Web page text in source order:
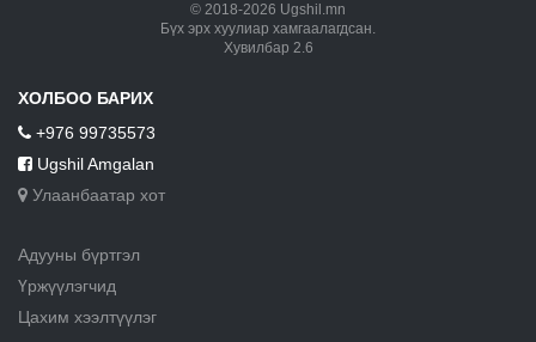
© 2018-2026 Ugshil.mn
Бүх эрх хуулиар хамгаалагдсан.
Хувилбар 2.6
ХОЛБОО БАРИХ
+976 99735573
Ugshil Amgalan
Улаанбаатар хот
Адууны бүртгэл
Үржүүлэгчид
Цахим хээлтүүлэг